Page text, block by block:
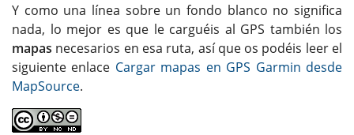
Y como una línea sobre un fondo blanco no significa
nada, lo mejor es que le carguéis al GPS también los
mapas necesarios en esa ruta, así que os podéis leer el
siguiente enlace Cargar mapas en GPS Garmin desde
MapSource.